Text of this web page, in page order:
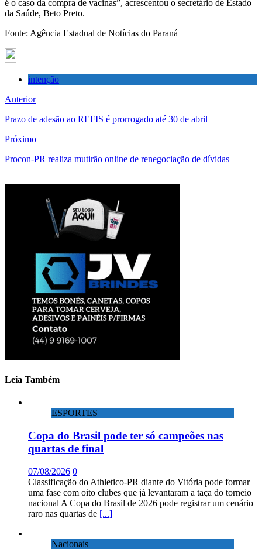
é o caso da compra de vacinas”, acrescentou o secretário de Estado
da Saúde, Beto Preto.
Fonte: Agência Estadual de Notícias do Paraná
intenção
Anterior
Prazo de adesão ao REFIS é prorrogado até 30 de abril
Próximo
Procon-PR realiza mutirão online de renegociação de dívidas
Leia Também
ESPORTES
Copa do Brasil pode ter só campeões nas
quartas de final
07/08/2026 0
Classificação do Athletico-PR diante do Vitória pode formar
uma fase com oito clubes que já levantaram a taça do torneio
nacional A Copa do Brasil de 2026 pode registrar um cenário
raro nas quartas de [...]
Nacionais